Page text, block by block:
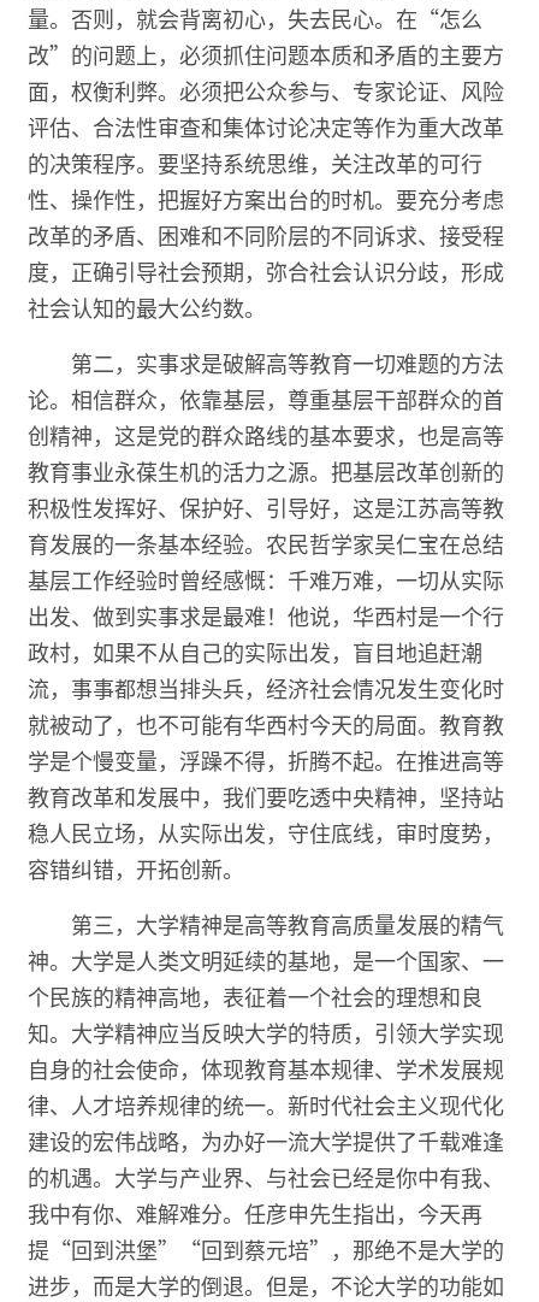
量。否则，就会背离初心，失去民心。在“怎么
改”的问题上，必须抓住问题本质和矛盾的主要方
面，权衡利弊。必须把公众参与、专家论证、风险
评估、合法性审查和集体讨论决定等作为重大改革
的决策程序。要坚持系统思维，关注改革的可行
性、操作性，把握好方案出台的时机。要充分考虑
改革的矛盾、困难和不同阶层的不同诉求、接受程
度，正确引导社会预期，弥合社会认识分歧，形成
社会认知的最大公约数。
第二，实事求是破解高等教育一切难题的方法
论。相信群众，依靠基层，尊重基层干部群众的首
创精神，这是党的群众路线的基本要求，也是高等
教育事业永葆生机的活力之源。把基层改革创新的
积极性发挥好、保护好、引导好，这是江苏高等教
育发展的一条基本经验。农民哲学家吴仁宝在总结
基层工作经验时曾经感慨：千难万难，一切从实际
出发、做到实事求是最难！他说，华西村是一个行
政村，如果不从自己的实际出发，盲目地追赶潮
流，事事都想当排头兵，经济社会情况发生变化时
就被动了，也不可能有华西村今天的局面。教育教
学是个慢变量，浮躁不得，折腾不起。在推进高等
教育改革和发展中，我们要吃透中央精神，坚持站
稳人民立场，从实际出发，守住底线，审时度势，
容错纠错，开拓创新。
第三，大学精神是高等教育高质量发展的精气
神。大学是人类文明延续的基地，是一个国家、一
个民族的精神高地，表征着一个社会的理想和良
知。大学精神应当反映大学的特质，引领大学实现
自身的社会使命，体现教育基本规律、学术发展规
律、人才培养规律的统一。新时代社会主义现代化
建设的宏伟战略，为办好一流大学提供了千载难逢
的机遇。大学与产业界、与社会已经是你中有我、
我中有你、难解难分。任彦申先生指出，今天再
提“回到洪堡”“回到蔡元培”，那绝不是大学的
进步，而是大学的倒退。但是，不论大学的功能如